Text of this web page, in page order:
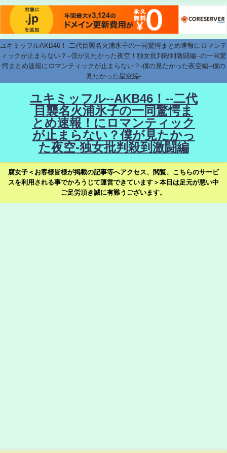
ユキミッフルAKB46！-二代目襲名火浦氷子の一同驚愕まとめ速報にロマンテ
ィックが止まらない？--僕が見たかった夜空！独女批判殺到激闘編--の一同驚
愕まとめ速報にロマンティックが止まらない？-僕の見たかった夜空編--僕の
見たかった星空編-
ユキミッフル--AKB46！--二代
目襲名火浦氷子の一同驚愕ま
とめ速報！にロマンティック
が止まらない？僕が見たかっ
た夜空-独女批判殺到激闘編
腐女子＜お客様皆様が掲載の記事等へアクセス、閲覧、こちらのサービ
スを利用される事でかろうじて運営できています＞本日は足元が悪い中
ご足労頂き誠に有難うございます。